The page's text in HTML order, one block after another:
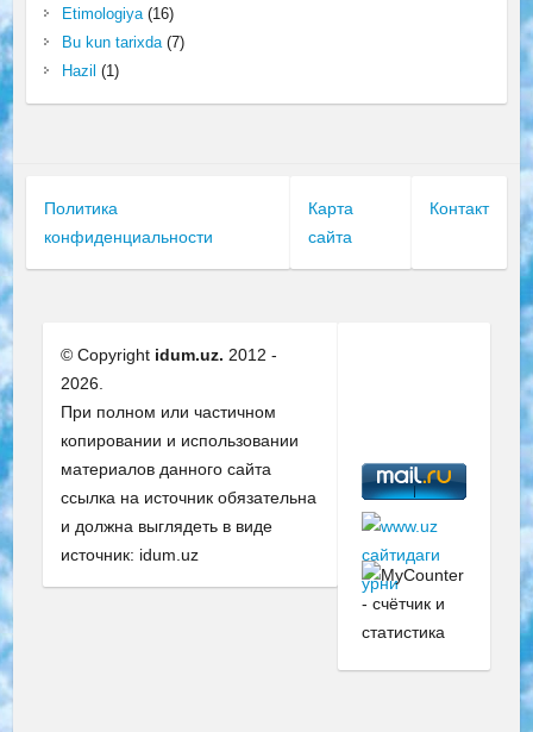
Etimologiya(16)
Bu kun tarixda(7)
Hazil (1)
Политика
конфиденциальности
Карта
сайта
Контакт
© Copyright idum.uz. 2012 -
2026.
При полном или частичном
копировании и использовании
материалов данного сайта
ссылка на источник обязательна
и должна выглядеть в виде
источник: idum.uz